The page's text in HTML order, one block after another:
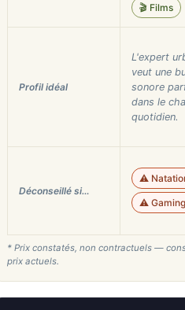
🎬 Films
Profil idéal
L'expert
veut une
sonore
dans le
quotidien.
Déconseillé si…
⚠️
⚠️
* Prix constatés, non contractuels —
prix actuels.